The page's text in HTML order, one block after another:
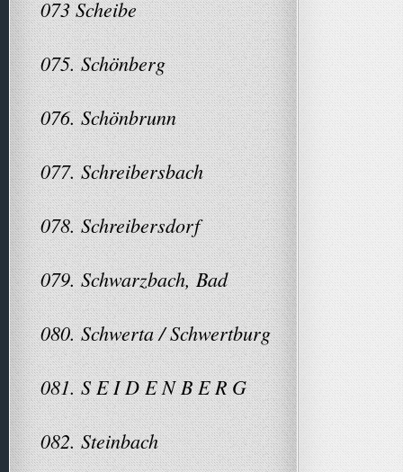
073 Scheibe
075. Schönberg
076. Schönbrunn
077. Schreibersbach
078. Schreibersdorf
079. Schwarzbach, Bad
080. Schwerta / Schwertburg
081. S E I D E N B E R G
082. Steinbach